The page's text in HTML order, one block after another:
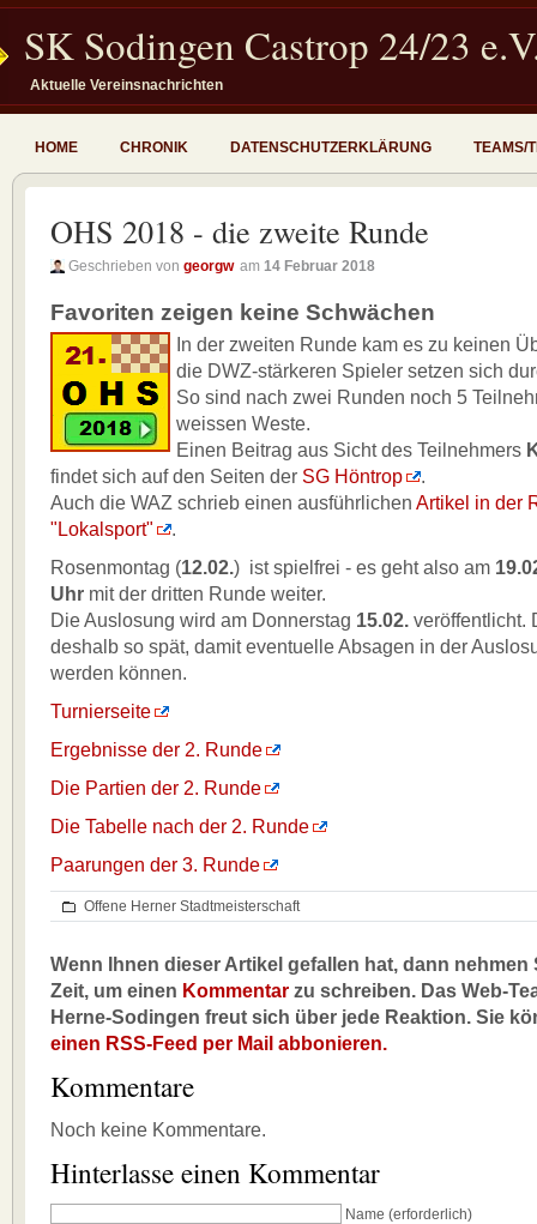
SK Sodingen Castrop 24/23
Aktuelle Vereinsnachrichten
HOME CHRONIK DATENSCHUTZERKLÄRUNG TEAMS/
OHS 2018 - die zweite Runde
Geschrieben von georgw am 14 Februar 2018
Favoriten zeigen keine Schwächen
In der zweiten Runde kam es zu keinen
die DWZ-stärkeren Spieler setzen sich
So sind nach zwei Runden noch 5
weissen Weste.
Einen Beitrag aus Sicht des Teilnehmers
findet sich auf den Seiten der SG Höntrop
.
Auch die WAZ schrieb einen ausführlichen Artikel in der
"Lokalsport"
.
Rosenmontag (12.02.) ist spielfrei - es geht also am
Uhr mit der dritten Runde weiter.
Die Auslosung wird am Donnerstag 15.02. veröffentlicht.
deshalb so spät, damit eventuelle Absagen in der
werden können.
Turnierseite
Ergebnisse der 2. Runde
Die Partien der 2. Runde
Die Tabelle nach der 2. Runde
Paarungen der 3. Runde
Offene Herner Stadtmeisterschaft
Wenn Ihnen dieser Artikel gefallen hat, dann nehmen
Zeit, um einen Kommentar zu schreiben. Das Web-
Herne-Sodingen freut sich über jede Reaktion. Sie
einen RSS-Feed per Mail abbonieren.
Kommentare
Noch keine Kommentare.
Hinterlasse einen Kommentar
Name (erforderlich)